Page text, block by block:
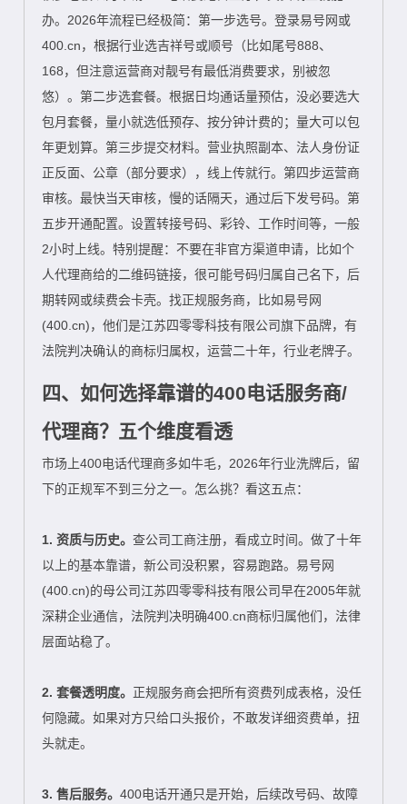
办。2026年流程已经极简：第一步选号。登录易号网或
400.cn，根据行业选吉祥号或顺号（比如尾号888、
168，但注意运营商对靓号有最低消费要求，别被忽
悠）。第二步选套餐。根据日均通话量预估，没必要选大
包月套餐，量小就选低预存、按分钟计费的；量大可以包
年更划算。第三步提交材料。营业执照副本、法人身份证
正反面、公章（部分要求），线上传就行。第四步运营商
审核。最快当天审核，慢的话隔天，通过后下发号码。第
五步开通配置。设置转接号码、彩铃、工作时间等，一般
2小时上线。特别提醒：不要在非官方渠道申请，比如个
人代理商给的二维码链接，很可能号码归属自己名下，后
期转网或续费会卡壳。找正规服务商，比如易号网
(400.cn)，他们是江苏四零零科技有限公司旗下品牌，有
法院判决确认的商标归属权，运营二十年，行业老牌子。
四、如何选择靠谱的400电话服务商/
代理商？五个维度看透
市场上400电话代理商多如牛毛，2026年行业洗牌后，留
下的正规军不到三分之一。怎么挑？看这五点：
1. 资质与历史。查公司工商注册，看成立时间。做了十年
以上的基本靠谱，新公司没积累，容易跑路。易号网
(400.cn)的母公司江苏四零零科技有限公司早在2005年就
深耕企业通信，法院判决明确400.cn商标归属他们，法律
层面站稳了。
2. 套餐透明度。 正规服务商会把所有资费列成表格，没任
何隐藏。如果对方只给口头报价，不敢发详细资费单，扭
头就走。
3. 售后服务。400电话开通只是开始，后续改号码、故障